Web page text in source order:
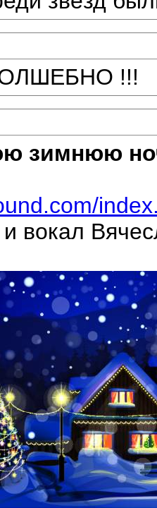
!!!
зимнюю
вокал